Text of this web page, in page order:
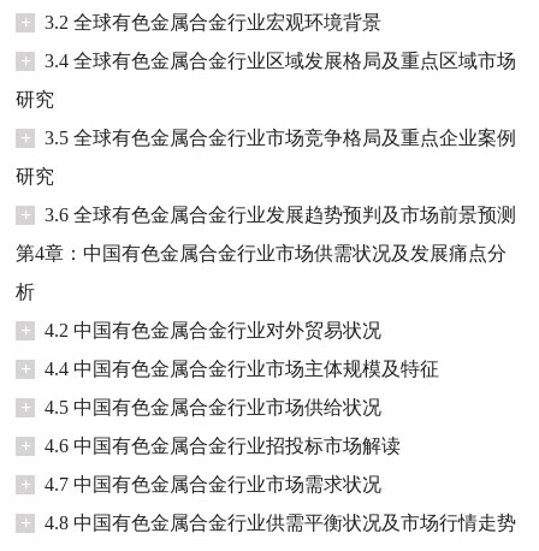
+
3.2 全球有色金属合金行业宏观环境背景
+
3.4 全球有色金属合金行业区域发展格局及重点区域市场
研究
+
3.5 全球有色金属合金行业市场竞争格局及重点企业案例
研究
+
3.6 全球有色金属合金行业发展趋势预判及市场前景预测
第4章：中国有色金属合金行业市场供需状况及发展痛点分
析
+
4.2 中国有色金属合金行业对外贸易状况
+
4.4 中国有色金属合金行业市场主体规模及特征
+
4.5 中国有色金属合金行业市场供给状况
+
4.6 中国有色金属合金行业招投标市场解读
+
4.7 中国有色金属合金行业市场需求状况
+
4.8 中国有色金属合金行业供需平衡状况及市场行情走势